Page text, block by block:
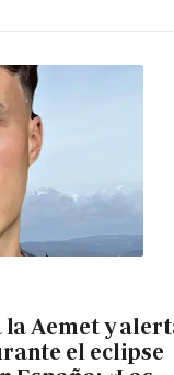
la Aemet y
el eclipse